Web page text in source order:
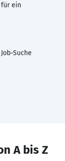
ein
Suche
A bis Z